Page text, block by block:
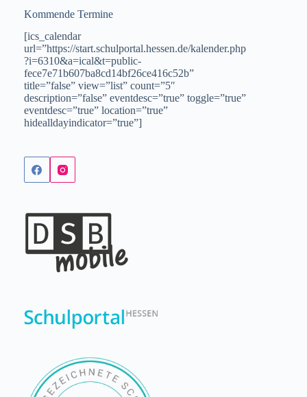
Kommende Termine
[ics_calendar
url=”https://start.schulportal.hessen.de/kalender.php
?i=6310&a=ical&t=public-
fece7e71b607ba8cd14bf26ce416c52b”
title=”false” view=”list” count=”5″
description=”false” eventdesc=”true” toggle=”true”
eventdesc=”true” location=”true”
hidealldayindicator=”true”]